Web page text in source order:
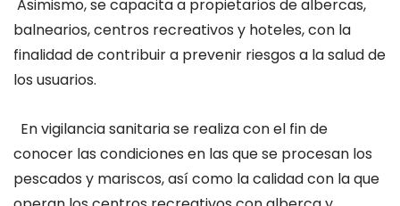
Asimismo, se capacita a propietarios de albercas,
balnearios, centros recreativos y hoteles, con la
finalidad de contribuir a prevenir riesgos a la salud de
los usuarios.
En vigilancia sanitaria se realiza con el fin de
conocer las condiciones en las que se procesan los
pescados y mariscos, así como la calidad con la que